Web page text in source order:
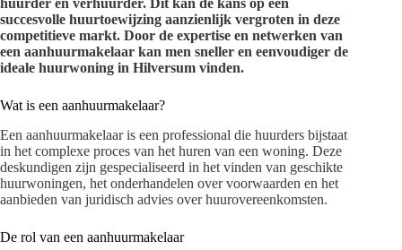
huurder en verhuurder. Dit kan de kans op een
succesvolle huurtoewijzing aanzienlijk vergroten in deze
competitieve markt. Door de expertise en netwerken van
een aanhuurmakelaar kan men sneller en eenvoudiger de
ideale huurwoning in Hilversum vinden.
Wat is een aanhuurmakelaar?
Een aanhuurmakelaar is een professional die huurders bijstaat
in het complexe proces van het huren van een woning. Deze
deskundigen zijn gespecialiseerd in het vinden van geschikte
huurwoningen, het onderhandelen over voorwaarden en het
aanbieden van juridisch advies over huurovereenkomsten.
De rol van een aanhuurmakelaar